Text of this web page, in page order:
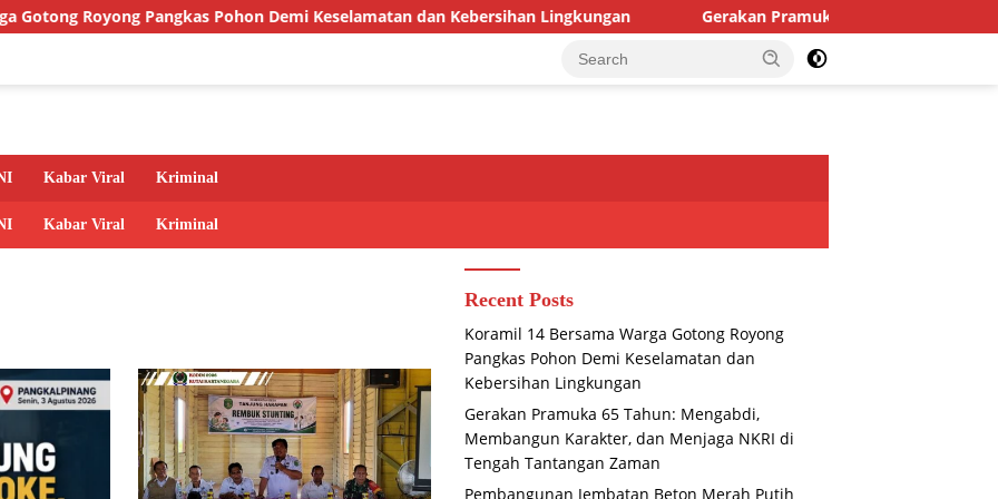
Pangkas Pohon Demi Keselamatan dan Kebersihan Lingkungan Gerakan Pramuka 65 Tahun: Mengabdi, Membangun
Kabar Viral Kriminal
Kabar Viral Kriminal
Recent Posts
Koramil 14 Bersama Warga Gotong Royong
Pangkas Pohon Demi Keselamatan dan
Kebersihan Lingkungan
Gerakan Pramuka 65 Tahun: Mengabdi,
Membangun Karakter, dan Menjaga NKRI di
Tengah Tantangan Zaman
Pembangunan Jembatan Beton Merah Putih